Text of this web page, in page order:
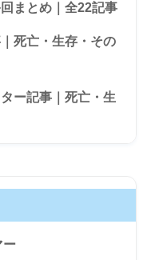
まとめ｜全22記事
死亡・生存・その
ー記事｜死亡・生
ー